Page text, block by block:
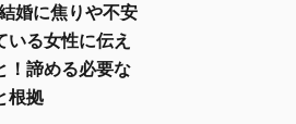
婚に焦りや不安
いる女性に伝え
！諦める必要な
根拠